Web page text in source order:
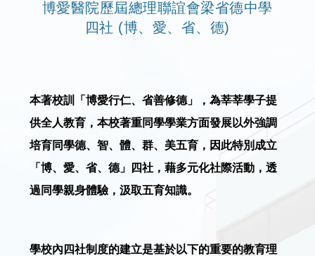
博愛醫院歷屆總理聯誼會梁省德中學
四社 (博、愛、省、德)
本著校訓「博愛行仁、省善修德」，為莘莘學子提
供全人教育，本校著重同學學業方面發展以外強調
培育同學德、智、體、群、美五育，因此特別成立
「博、愛、省、德」四社，藉多元化社際活動，透
過同學親身體驗，汲取五育知識。
學校內四社制度的建立是基於以下的重要的教育理